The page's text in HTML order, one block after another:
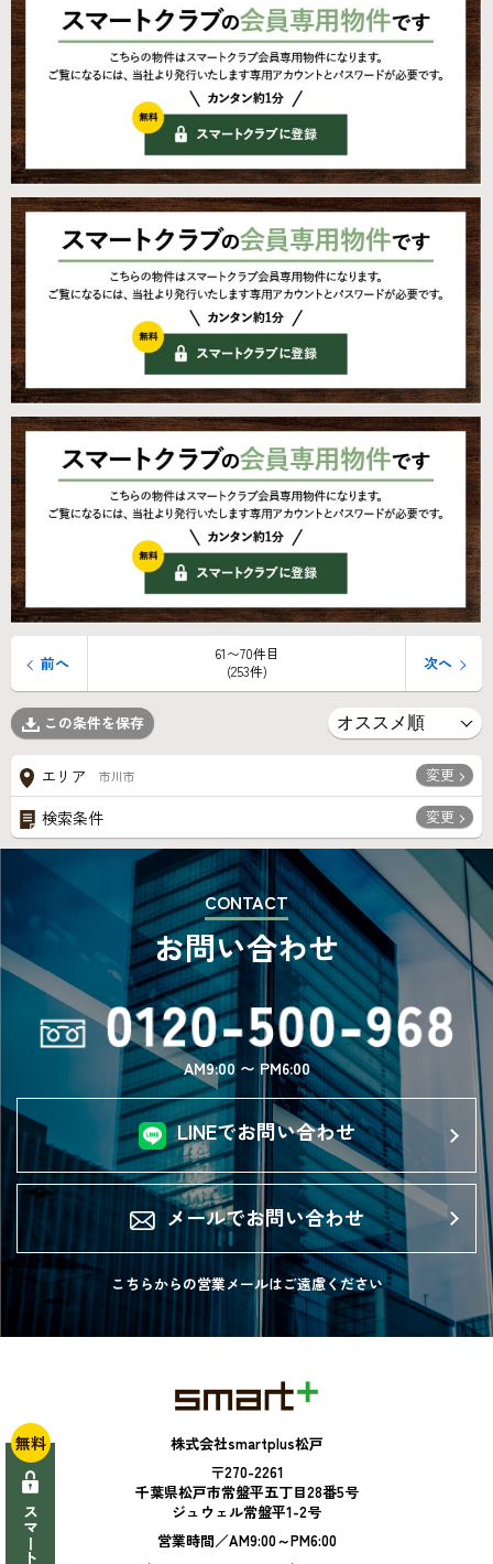
61〜70件目
(253件)
前へ 次へ
この条件を保存
エリア 市川市 変更
検索条件 変更
CONTACT
お問い合わせ
AM9:00 〜 PM6:00
LINEでお問い合わせ
メールでお問い合わせ
こちらからの営業メールはご遠慮ください
株式会社smartplus松戸
〒270-2261
千葉県松戸市常盤平五丁目28番5号
ジュウェル常盤平1-2号
営業時間／AM9:00～PM6:00
無料